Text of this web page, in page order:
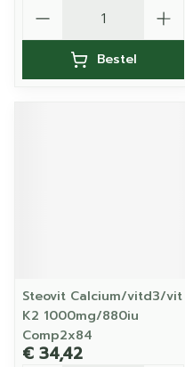
Bestel
Steovit Calcium/vitd3/vit
K2 1000mg/880iu
Comp2x84
€ 34,42